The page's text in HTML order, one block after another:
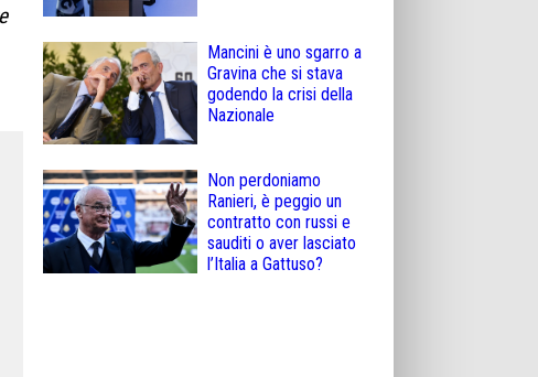
Mancini è uno sgarro a
Gravina che si stava
godendo la crisi della
Nazionale
Non perdoniamo
Ranieri, è peggio un
contratto con russi e
sauditi o aver lasciato
l’Italia a Gattuso?